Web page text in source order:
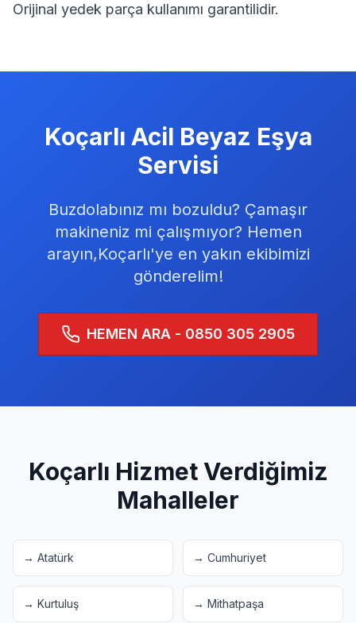
Orijinal yedek parça kullanımı garantilidir.
Koçarlı Acil Beyaz Eşya
Servisi
Buzdolabınız mı bozuldu? Çamaşır
makineniz mi çalışmıyor? Hemen
arayın,Koçarlı'ye en yakın ekibimizi
gönderelim!
HEMEN ARA - 0850 305 2905
Koçarlı Hizmet Verdiğimiz
Mahalleler
→ Atatürk → Cumhuriyet
→ Kurtuluş → Mithatpaşa